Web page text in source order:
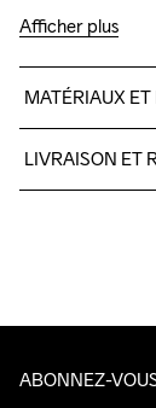
Afficher plus
MATÉRIAUX
42% Wool
LIVRAISON ET
ABONNEZ-